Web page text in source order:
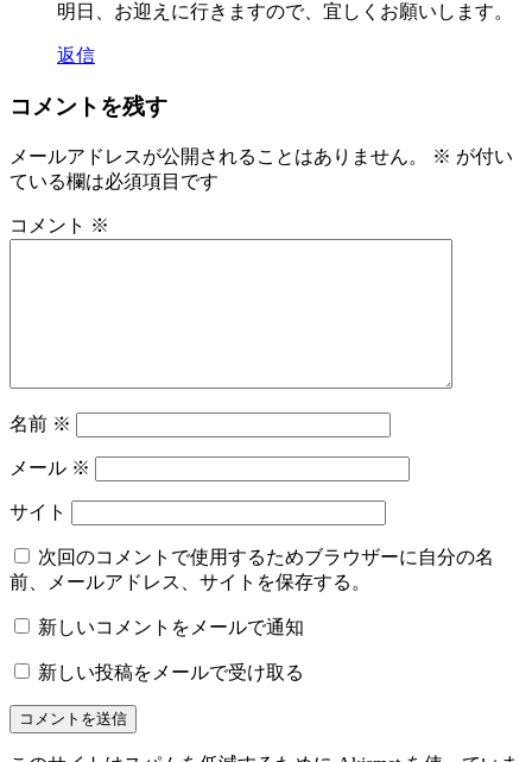
明日、お迎えに行きますので、宜しくお願いします。
返信
コメントを残す
メールアドレスが公開されることはありません。 ※ が付い
ている欄は必須項目です
コメント ※
名前 ※
メール ※
サイト
次回のコメントで使用するためブラウザーに自分の名
前、メールアドレス、サイトを保存する。
新しいコメントをメールで通知
新しい投稿をメールで受け取る